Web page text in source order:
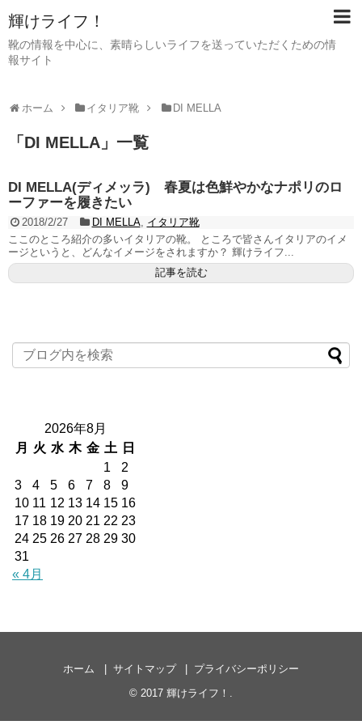
輝けライフ！
靴の情報を中心に、素晴らしいライフを送っていただくための情
報サイト
ホーム イタリア靴 DI MELLA
「 DI MELLA 」 一覧
DI MELLA(ディメッラ) 春夏は色鮮やかなナポリのロ
ーファーを履きたい
2018/2/27 DI MELLA, イタリア靴
ここのところ紹介の多いイタリアの靴。 ところで皆さんイタリアのイメ
ージというと、どんなイメージをされますか？ 輝けライフ...
記事を読む
2026年8月
月
火 水 木 金 土
日
1
2
3
4 5 6 7 8
9
10 11 12 13 14 15 16
17 18 19 20 21 22 23
24 25 26 27 28 29 30
31
« 4月
ホーム サイトマップ
プライバシーポリシー
© 2017 輝けライフ！